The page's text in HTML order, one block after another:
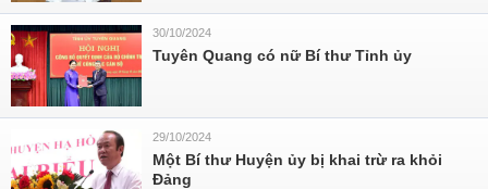
30/10/2024
Tuyên Quang có nữ Bí thư Tỉnh ủy
29/10/2024
Một Bí thư Huyện ủy bị khai trừ ra khỏi
Đảng